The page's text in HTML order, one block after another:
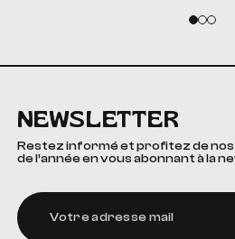
NEWSLETTER
Restez informé et profitez de nos
de l’année en vous abonnant à la